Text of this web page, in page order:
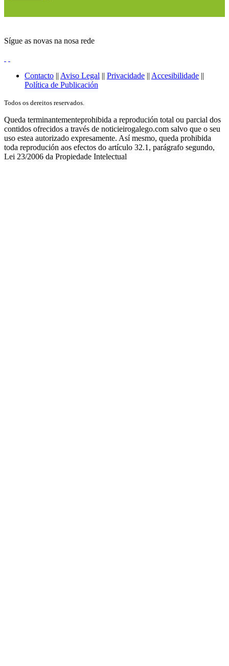
Sígue as novas na nosa rede
Contacto || Aviso Legal || Privacidade || Accesibilidade ||
Política de Publicación
Todos os dereitos reservados.
Queda terminantementeprohibida a reprodución total ou parcial dos
contidos ofrecidos a través de noticieirogalego.com salvo que o seu
uso estea autorizado expresamente. Así mesmo, queda prohibida
toda reprodución aos efectos do artículo 32.1, parágrafo segundo,
Lei 23/2006 da Propiedade Intelectual